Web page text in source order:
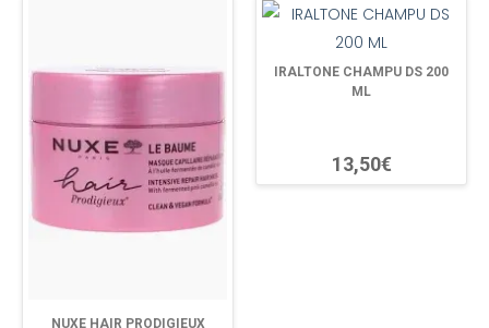
NUXE HAIR PRODIGIEUX
IRALTONE CHAMPU DS 200
ML
13,50€